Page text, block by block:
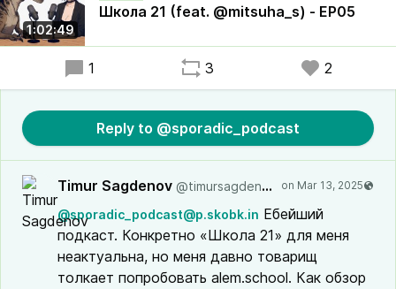
1:02:49
Школа 21 (feat. @mitsuha_s) - EP05
1 3 2
Reply to @sporadic_podcast
Timur Sagdenov @timursagdenov@social.cutie.team
@sporadic_podcast@p.skobk.in Ебейший
подкаст. Конкретно «Школа 21» для меня
неактуальна, но меня давно товарищ
толкает попробовать alem.school. Как обзор